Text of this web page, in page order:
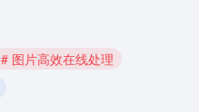
# 图片高效在线处理